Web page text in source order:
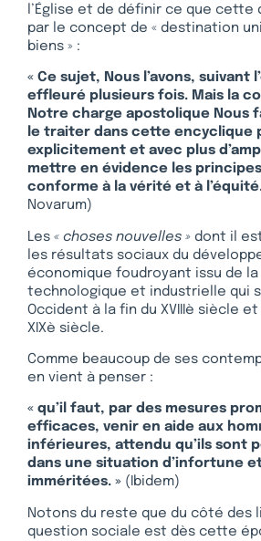
l’Église et de définir ce que cette
par le concept de « destination
biens » :
« Ce sujet, Nous l’avons, suivant
effleuré plusieurs fois. Mais la
Notre charge apostolique Nous
le traiter dans cette encyclique
explicitement et avec plus
mettre en évidence les
conforme à la vérité et à
Novarum)
Les « choses nouvelles » dont il
les résultats sociaux du
économique foudroyant issu de
technologique et industrielle qui
Occident à la fin du XVIIIè siècle
XIXè siècle.
Comme beaucoup de ses
en vient à penser :
« qu’il faut, par des mesures
efficaces, venir en aide aux
inférieures, attendu qu’ils sont
dans une situation d’infortune
imméritées. » (Ibidem)
Notons du reste que du côté des
question sociale est dès cette